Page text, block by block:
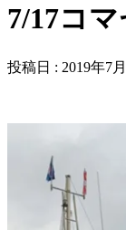
7/17コ
投稿日 : 2019年7